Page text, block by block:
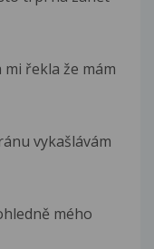
řekla že mám
vykašlávám
mého